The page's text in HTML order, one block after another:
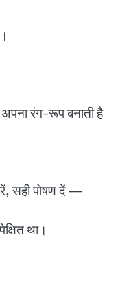
रंग-रूप बनाती है
सही पोषण दें —
था।